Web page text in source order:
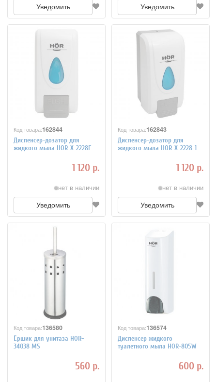
Уведомить Уведомить
Код товара:162844
Диспенсер-дозатор для
жидкого мыла HOR-X-2228F
1 120 р.
нет в наличии
Уведомить
Код товара:162843
Диспенсер-дозатор для
жидкого мыла HOR-X-2228-1
1 120 р.
нет в наличии
Уведомить
Код товара:136580
Ёршик для унитаза HOR-
34038 MS
560 р.
Код товара:136574
Диспенсер жидкого
туалетного мыла HOR-805W
600 р.